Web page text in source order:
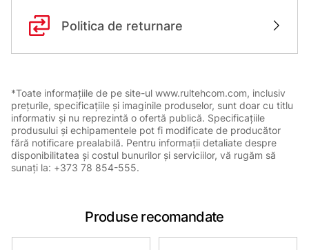
Politica de returnare
*Toate informațiile de pe site-ul www.rultehcom.com, inclusiv
prețurile, specificațiile și imaginile produselor, sunt doar cu titlu
informativ și nu reprezintă o ofertă publică. Specificațiile
produsului și echipamentele pot fi modificate de producător
fără notificare prealabilă. Pentru informații detaliate despre
disponibilitatea și costul bunurilor și serviciilor, vă rugăm să
sunați la: +373 78 854-555.
Produse recomandate